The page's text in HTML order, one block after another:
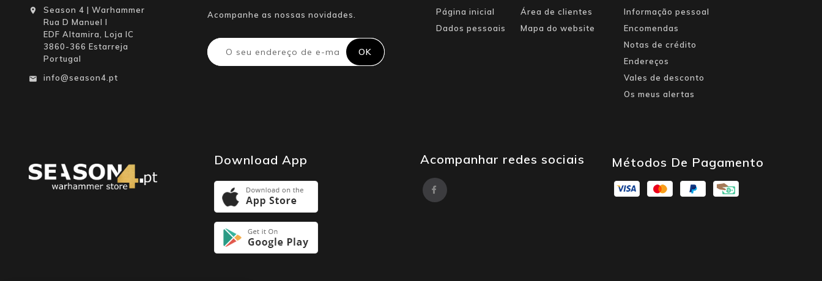

Season 4 | Warhammer
Rua D Manuel I
EDF Altamira, Loja IC
3860-366 Estarreja
Portugal
 info@season4.pt
Acompanhe as nossas novidades. Página inicial
Área de clientes
Dados pessoais
Mapa do website
Informação pessoal
Encomendas
Notas de crédito
Endereços
Vales de desconto
Os meus alertas
Download App Acompanhar redes sociais Métodos De Pagamento